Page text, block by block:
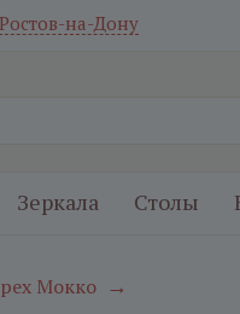
Ростов-на-Дону
Зеркала Столы
Мокко →